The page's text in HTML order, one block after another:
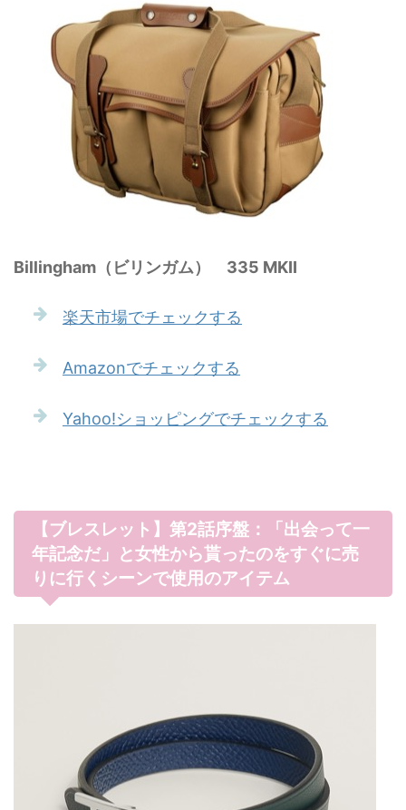
Billingham（ビリンガム） 335 MKII
楽天市場でチェックする
Amazonでチェックする
Yahoo!ショッピングでチェックする
【ブレスレット】第2話序盤：「出会って一
年記念だ」と女性から貰ったのをすぐに売
りに行くシーンで使用のアイテム